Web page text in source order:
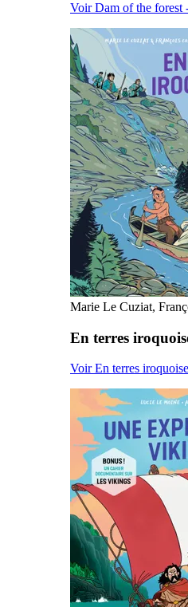
Voir Dam of the forest
Marie Le Cuziat,
En terres
Voir En terres